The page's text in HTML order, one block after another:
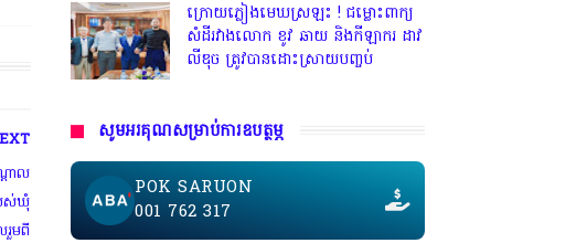
តាល
បស់ឃុំ
រួមពី
ក្រោយភ្លៀងមេឃស្រឡះ ! ជម្លោះពាក្យ
សំដីរវាងលោក ខូវ ឆាយ និងកីឡាករ ដាវ
លីឌុច ត្រូវបានដោះស្រាយបញ្ចប់
សូមអរគុណសម្រាប់ការឧបត្ថម្ភ
POK SARUON
001 762 317